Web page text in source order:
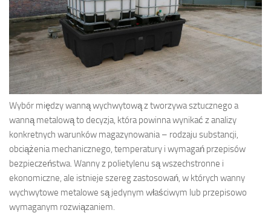
Wybór między wanną wychwytową z tworzywa sztucznego a
wanną metalową to decyzja, która powinna wynikać z analizy
konkretnych warunków magazynowania – rodzaju substancji,
obciążenia mechanicznego, temperatury i wymagań przepisów
bezpieczeństwa. Wanny z polietylenu są wszechstronne i
ekonomiczne, ale istnieje szereg zastosowań, w których wanny
wychwytowe metalowe są jedynym właściwym lub przepisowo
wymaganym rozwiązaniem.